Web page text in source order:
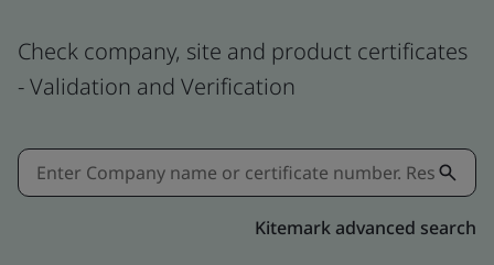
Check company, site and product certificates
- Validation and Verification
Kitemark advanced search